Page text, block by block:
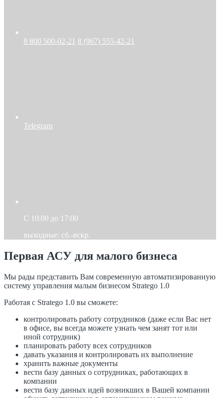
8 800 500-02-21 8 (967) 555-42-21
Telegram
C 10:00 до 17:00
выходные: сб.-вскр.
Первая АСУ для малого бизнеса
Мы рады представить Вам современную автоматизированную
систему управления малым бизнесом Stratego 1.0
Работая с Stratego 1.0 вы сможете:
контролировать работу сотрудников (даже если Вас нет
в офисе, вы всегда можете узнать чем занят тот или
иной сотрудник)
планировать работу всех сотрудников
давать указания и контролировать их выполнение
хранить важные документы
вести базу данных о сотрудниках, работающих в
компании
вести базу данных идей возникших в Вашей компании